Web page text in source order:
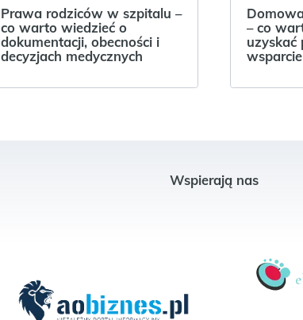
Prawa rodziców w szpitalu –
co warto wiedzieć o
dokumentacji, obecności i
decyzjach medycznych
– co
uzyskać
Wspierają nas